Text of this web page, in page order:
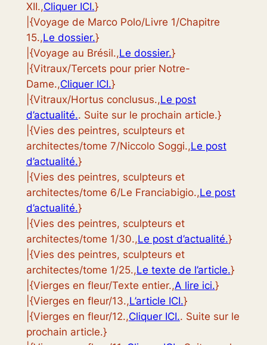
XII.,Cliquer ICI.}
|{Voyage de Marco Polo/Livre 1/Chapitre
15.,Le dossier.}
|{Voyage au Brésil.,Le dossier.}
|{Vitraux/Tercets pour prier Notre-
Dame.,Cliquer ICI.}
|{Vitraux/Hortus conclusus.,Le post
d’actualité.. Suite sur le prochain article.}
|{Vies des peintres, sculpteurs et
architectes/tome 7/Niccolo Soggi.,Le post
d’actualité.}
|{Vies des peintres, sculpteurs et
architectes/tome 6/Le Franciabigio.,Le post
d’actualité.}
|{Vies des peintres, sculpteurs et
architectes/tome 1/30.,Le post d’actualité.}
|{Vies des peintres, sculpteurs et
architectes/tome 1/25.,Le texte de l’article.}
|{Vierges en fleur/Texte entier.,A lire ici.}
|{Vierges en fleur/13.,L’article ICI.}
|{Vierges en fleur/12.,Cliquer ICI.. Suite sur le
prochain article.}